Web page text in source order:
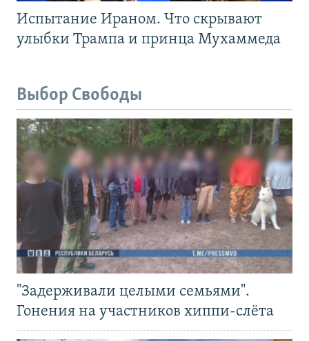
Испытание Ираном. Что скрывают
улыбки Трампа и принца Мухаммеда
Выбор Свободы
"Задерживали целыми семьями".
Гонения на участников хиппи-слёта